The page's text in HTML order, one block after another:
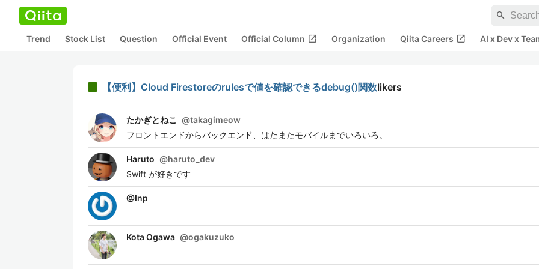
search
Trend Stock List Question Official Event Official Column open_in_new Organization Qiita Careers open_in_new AI x Dev x
【便利】Cloud Firestoreのrulesで値を確認できるdebug()関数likers
たかぎとねこ @takagimeow
フロントエンドからバックエンド、はたまたモバイルまでいろいろ。
Haruto @haruto_dev
Swift が好きです
@Inp
Kota Ogawa @ogakuzuko